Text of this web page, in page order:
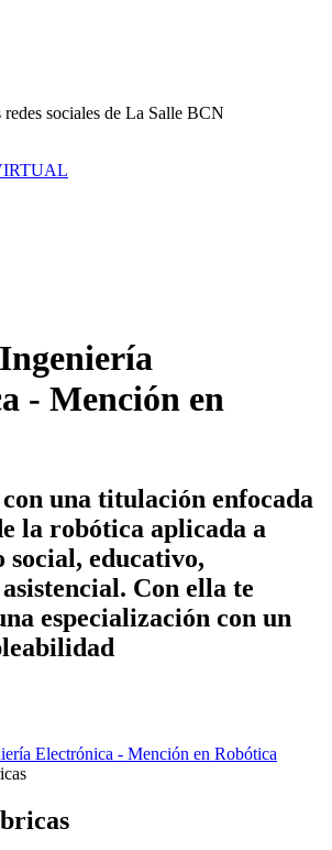
redes sociales de La Salle BCN
- Mención en
una titulación enfocada
la robótica aplicada a
social, educativo,
Con ella te
especialización con un
Electrónica - Mención en Robótica